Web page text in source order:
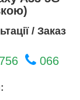
/ Заказ
066